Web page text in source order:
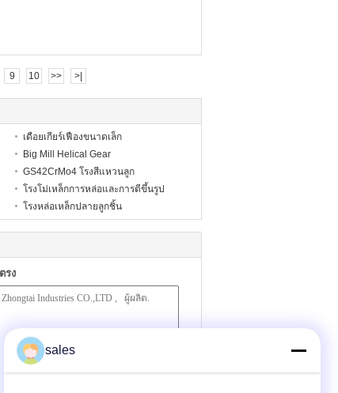
9 10 >> >|
เดือยเกียร์เฟืองขนาดเล็ก
Big Mill Helical Gear
GS42CrMo4 โรงสีแหวนลูก
โรงโม่เหล็กการหล่อและการตีขึ้นรูป
โรงหล่อเหล็กปลายลูกชิ้น
รง
sales